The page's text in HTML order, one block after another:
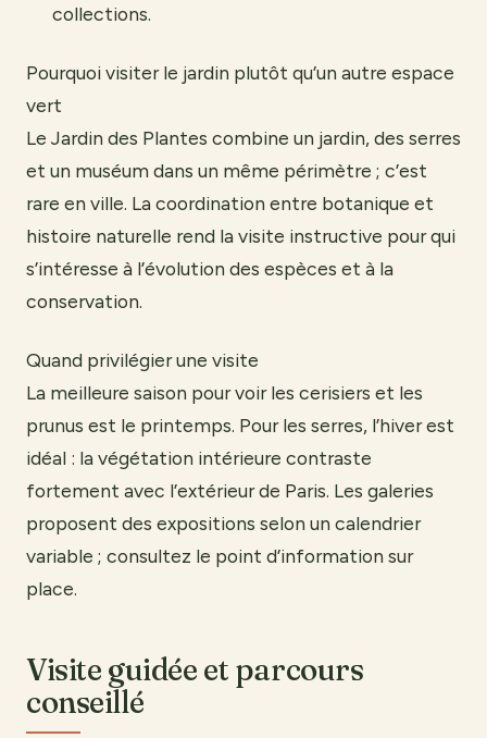
collections.
Pourquoi visiter le jardin plutôt qu’un autre espace
vert
Le Jardin des Plantes combine un jardin, des serres
et un muséum dans un même périmètre ; c’est
rare en ville. La coordination entre botanique et
histoire naturelle rend la visite instructive pour qui
s’intéresse à l’évolution des espèces et à la
conservation.
Quand privilégier une visite
La meilleure saison pour voir les cerisiers et les
prunus est le printemps. Pour les serres, l’hiver est
idéal : la végétation intérieure contraste
fortement avec l’extérieur de Paris. Les galeries
proposent des expositions selon un calendrier
variable ; consultez le point d’information sur
place.
Visite guidée et parcours
conseillé